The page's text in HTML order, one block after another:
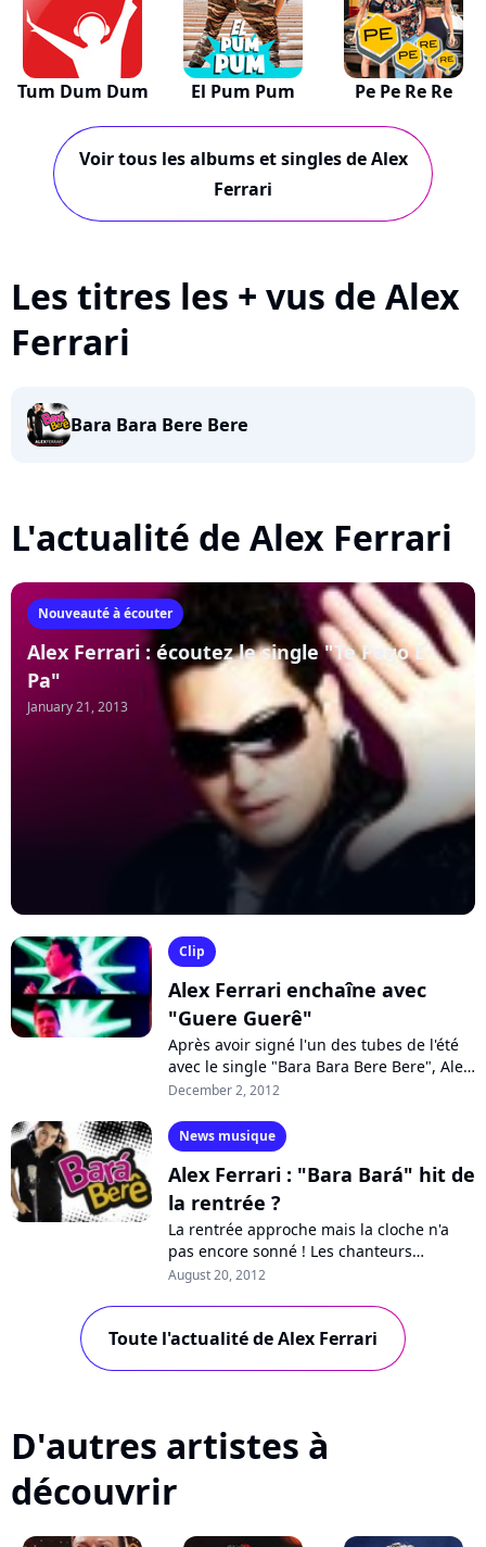
Tum Dum Dum El Pum Pum Pe Pe Re Re
Voir tous les albums et singles de Alex
Ferrari
Les titres les + vus de Alex
Ferrari
Bara Bara Bere Bere
L'actualité de Alex Ferrari
Nouveauté à écouter
Alex Ferrari : écoutez le single "Te Pego E
Pa"
January 21, 2013
Clip
Alex Ferrari enchaîne avec
"Guere Guerê"
Après avoir signé l'un des tubes de l'été
avec le single "Bara Bara Bere Bere", Alex
Ferrari est de retour avec "Guere Guêre",
December 2, 2012
News musique
Alex Ferrari : "Bara Bará" hit de
la rentrée ?
La rentrée approche mais la cloche n'a
pas encore sonné ! Les chanteurs
brésiliens cartonnent depuis plusieurs
August 20, 2012
Toute l'actualité de Alex Ferrari
D'autres artistes à
découvrir